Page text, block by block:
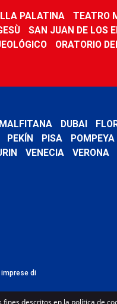
PALATINA TEATRO
SAN JUAN DE LOS
ORATORIO
DUBAI
PEKÍN PISA POMPEYA
VENECIA VERONA
imprese di
descritos en la política de